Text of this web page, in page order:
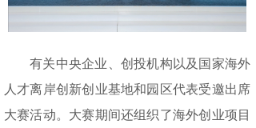
有关中央企业、创投机构以及国家海外
人才离岸创新创业基地和园区代表受邀出席
大赛活动。大赛期间还组织了海外创业项目